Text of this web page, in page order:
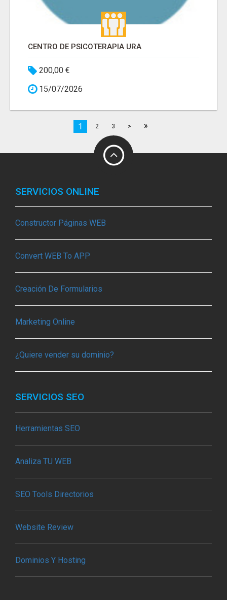
CENTRO DE PSICOTERAPIA URA
200,00 €
15/07/2026
1 2 3 > »
SERVICIOS ONLINE
Constructor Páginas WEB
Convert WEB To APP
Creación De Formularios
Marketing Online
¿Quiere vender su dominio?
SERVICIOS SEO
Herramientas SEO
Analiza TU WEB
SEO Tools Directorios
Website Review
Dominios Y Hosting